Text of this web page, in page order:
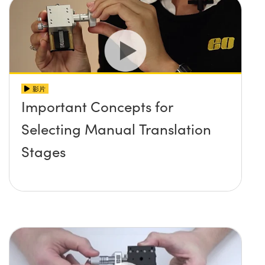
影片
Important Concepts for
Selecting Manual Translation
Stages